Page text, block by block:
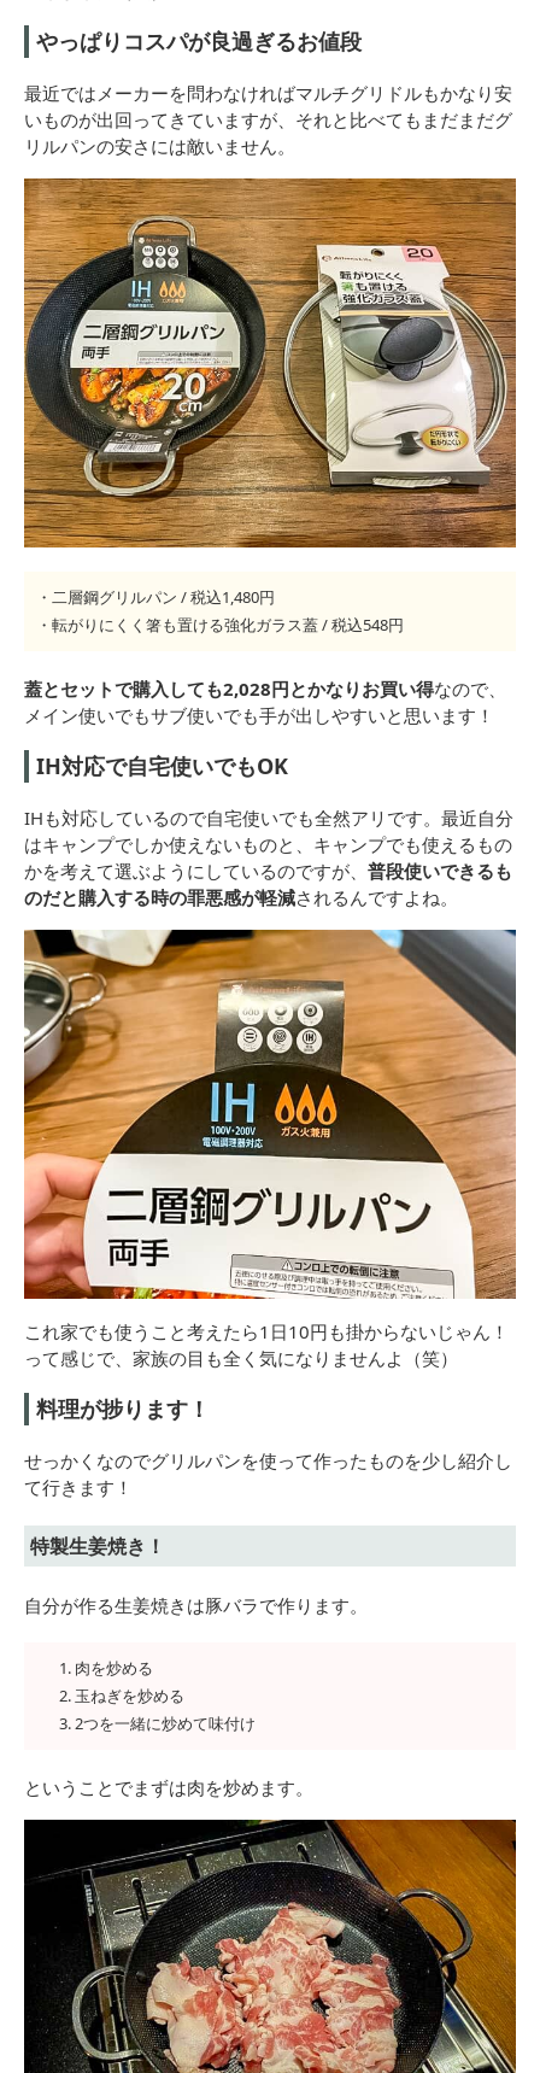
やっぱりコスパが良過ぎるお値段
最近ではメーカーを問わなければマルチグリドルもかなり安
いものが出回ってきていますが、それと比べてもまだまだグ
リルパンの安さには敵いません。
・二層鋼グリルパン / 税込1,480円
・転がりにくく箸も置ける強化ガラス蓋 / 税込548円
蓋とセットで購入しても2,028円とかなりお買い得なので、
メイン使いでもサブ使いでも手が出しやすいと思います！
IH対応で自宅使いでもOK
IHも対応しているので自宅使いでも全然アリです。最近自分
はキャンプでしか使えないものと、キャンプでも使えるもの
かを考えて選ぶようにしているのですが、 普段使いできるも
のだと購入する時の罪悪感が軽減されるんですよね。
これ家でも使うこと考えたら1日10円も掛からないじゃん！
って感じで、家族の目も全く気になりませんよ（笑）
料理が捗ります！
せっかくなのでグリルパンを使って作ったものを少し紹介し
て行きます！
特製生姜焼き！
自分が作る生姜焼きは豚バラで作ります。
肉を炒める
玉ねぎを炒める
2つを一緒に炒めて味付け
ということでまずは肉を炒めます。